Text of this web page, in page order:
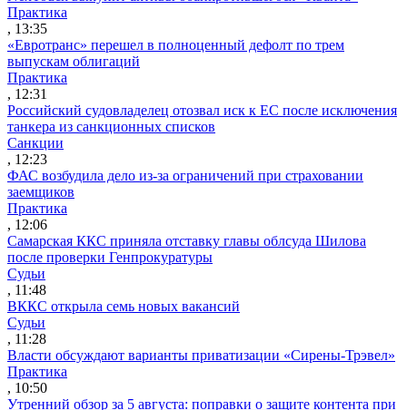
Практика
, 13:35
«Евротранс» перешел в полноценный дефолт по трем
выпускам облигаций
Практика
, 12:31
Российский судовладелец отозвал иск к ЕС после исключения
танкера из санкционных списков
Санкции
, 12:23
ФАС возбудила дело из-за ограничений при страховании
заемщиков
Практика
, 12:06
Самарская ККС приняла отставку главы облсуда Шилова
после проверки Генпрокуратуры
Судьи
, 11:48
ВККС открыла семь новых вакансий
Судьи
, 11:28
Власти обсуждают варианты приватизации «Сирены-Трэвел»
Практика
, 10:50
Утренний обзор за 5 августа: поправки о защите контента при